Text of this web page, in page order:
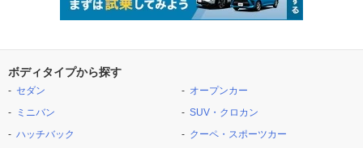
ボディタイプから探す
セダン
ミニバン
ハッチバック
オープンカー
SUV・クロカン
クーペ・スポーツカー